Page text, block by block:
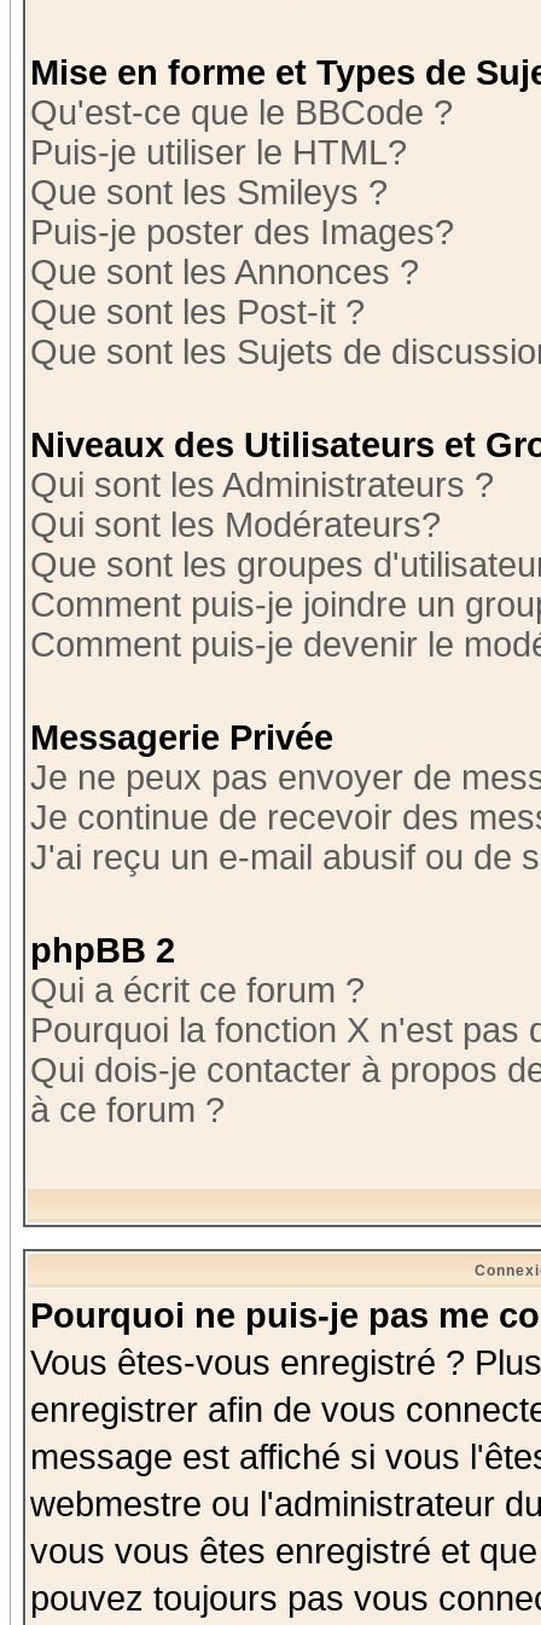
Mise en forme et Types de
Qu'est-ce que le BBCode ?
Puis-je utiliser le HTML?
Que sont les Smileys ?
Puis-je poster des Images?
Que sont les Annonces ?
Que sont les Post-it ?
Que sont les Sujets de
Niveaux des Utilisateurs et
Qui sont les Administrateurs ?
Qui sont les Modérateurs?
Que sont les groupes
Comment puis-je joindre un
Comment puis-je devenir le
Messagerie Privée
Je ne peux pas envoyer de
Je continue de recevoir des
J'ai reçu un e-mail abusif ou de
phpBB 2
Qui a écrit ce forum ?
Pourquoi la fonction X n'est pas
Qui dois-je contacter à propos
à ce forum ?
Pourquoi ne puis-je pas me
Vous êtes-vous enregistré ?
enregistrer afin de vous
message est affiché si vous
webmestre ou l'administrateur
vous vous êtes enregistré et
pouvez toujours pas vous